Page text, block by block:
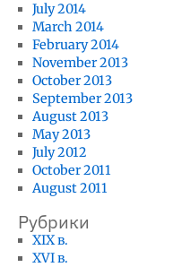
July 2014
March 2014
February 2014
November 2013
October 2013
September 2013
August 2013
May 2013
July 2012
October 2011
August 2011
Рубрики
XIX в.
XVI в.